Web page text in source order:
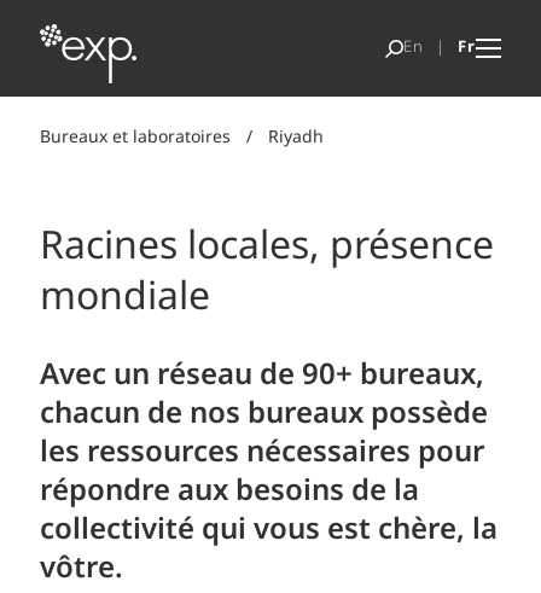
Bureaux et laboratoires / Riyadh
Racines locales, présence
mondiale
Avec un réseau de 90+ bureaux,
chacun de nos bureaux possède
les ressources nécessaires pour
répondre aux besoins de la
collectivité qui vous est chère, la
vôtre.